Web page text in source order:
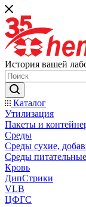
История вашей
Каталог
Утилизация
Пакеты и
Среды
Среды сухие,
Среды
Кровь
ДипСтрики
VLB
ЦФГС